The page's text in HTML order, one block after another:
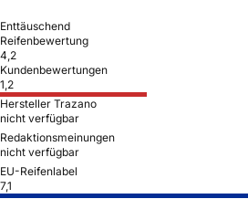
Enttäuschend
Reifenbewertung
4,2
Kundenbewertungen
1,2
Hersteller Trazano
nicht verfügbar
Redaktionsmeinungen
nicht verfügbar
EU-Reifenlabel
7,1